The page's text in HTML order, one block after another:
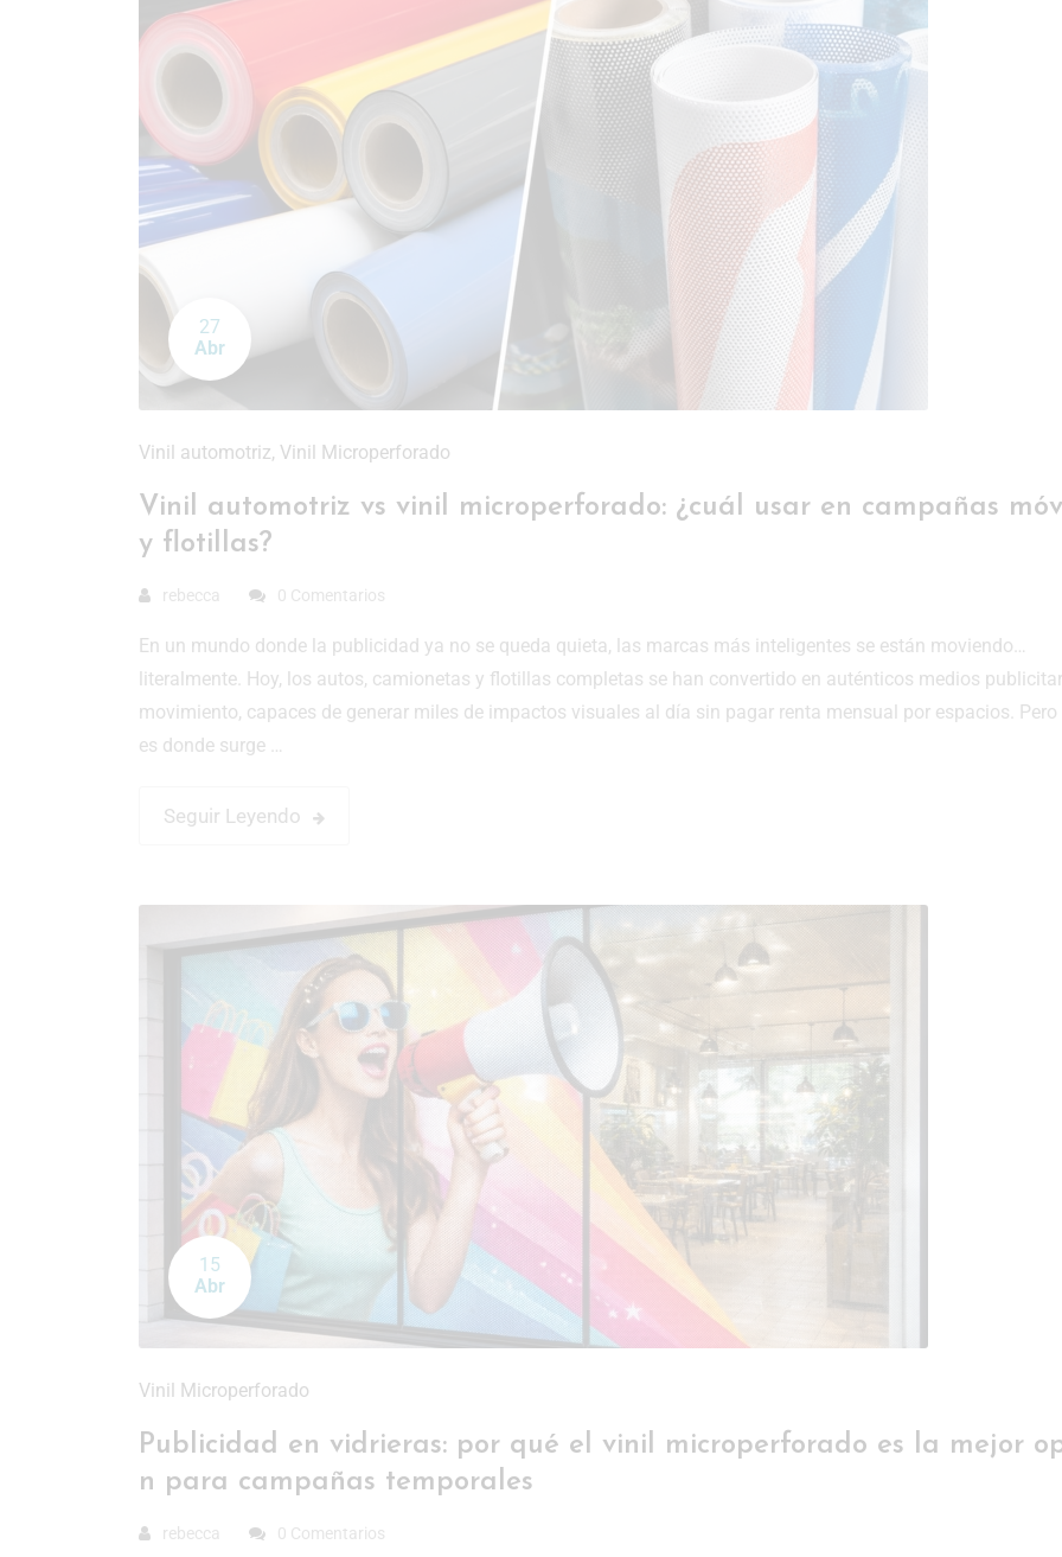
27
Abr
Vinil automotriz, Vinil Microperforado
Vinil automotriz vs vinil microperforado: ¿cuál usar en campañas
y flotillas?
rebecca 0 Comentarios
En un mundo donde la publicidad ya no se queda quieta, las marcas más inteligentes se están moviendo…
literalmente. Hoy, los autos, camionetas y flotillas completas se han convertido en auténticos medios
movimiento, capaces de generar miles de impactos visuales al día sin pagar renta mensual por espacios.
es donde surge …
Seguir Leyendo
15
Abr
Vinil Microperforado
Publicidad en vidrieras: por qué el vinil microperforado es la mejor
n para campañas temporales
rebecca 0 Comentarios